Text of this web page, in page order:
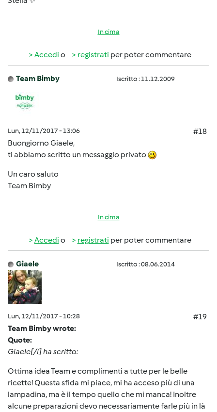
In cima
Accedi o registrati per poter commentare
Team Bimby Iscritto : 11.12.2009
Lun, 12/11/2017 - 13:06
#18
Buongiorno Giaele,
ti abbiamo scritto un messaggio privato
Un caro saluto
Team Bimby
In cima
Accedi o registrati per poter commentare
Giaele Iscritto : 08.06.2014
Lun, 12/11/2017 - 10:28
#19
Team Bimby wrote:
Quote:
Giaele[/i] ha scritto:
Ottima idea Team e complimenti a tutte per le belle
ricette! Questa sfida mi piace, mi ha acceso più di una
lampadina, ma è il tempo quello che mi manca! Inoltre
alcune preparazioni devo necessariamente farle più in là